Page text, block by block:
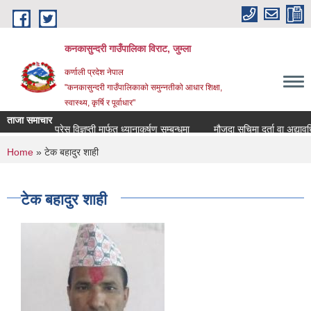
Skip to main content
कनकासुन्दरी गाउँपालिका विराट, जुम्ला
कर्णाली प्रदेश नेपाल
"कनकासुन्दरी गाउँपालिकाको समुन्नतीको आधार शिक्षा,
स्वास्थ्य, कृर्षि र पूर्वाधार"
ताजा समाचार
प्रेस विज्ञप्ती मार्फत ध्यानाकर्षण सम्बन्धमा
मौजुदा सुचिमा दर्ता वा
You are here
Home » टेक बहादुर शाही
टेक बहादुर शाही